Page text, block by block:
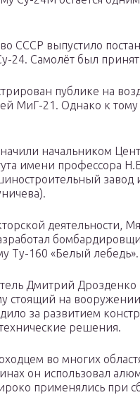
СССР выпустило
24. Самолёт был
публике на
МиГ-21. Однако к
начальником
имени профессора
завод
деятельности,
Ту-160 «Белый лебедь».
Дмитрий Дрозденко
на
за развитием
решения.
во многих
он использовал
применялись при